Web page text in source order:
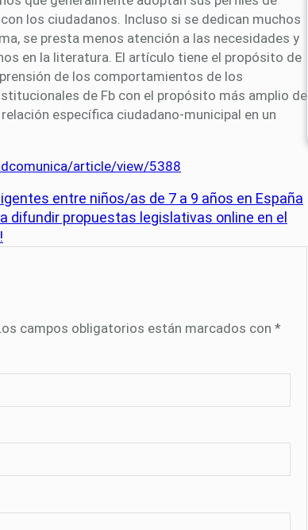
los ciudadanos. Incluso si se dedican muchos
se presta menos atención a las necesidades y
en la literatura. El artículo tiene el propósito de
de los comportamientos de los
de Fb con el propósito más amplio de
específica ciudadano-municipal en un
article/view/5388
entre niños/as de 7 a 9 años en España
difundir propuestas legislativas online en el
campos obligatorios están marcados con *